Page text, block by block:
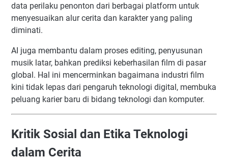
data perilaku penonton dari berbagai platform untuk
menyesuaikan alur cerita dan karakter yang paling
diminati.
AI juga membantu dalam proses editing, penyusunan
musik latar, bahkan prediksi keberhasilan film di pasar
global. Hal ini mencerminkan bagaimana industri film
kini tidak lepas dari pengaruh teknologi digital, membuka
peluang karier baru di bidang teknologi dan komputer.
Kritik Sosial dan Etika Teknologi
dalam Cerita